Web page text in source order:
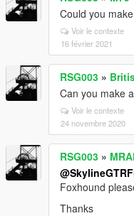
Could you
Voir le contexte
16 février 2021
RSG003 »
Can you make
Voir le contexte
24 novembre 2020
RSG003 »
Foxhound
Thanks